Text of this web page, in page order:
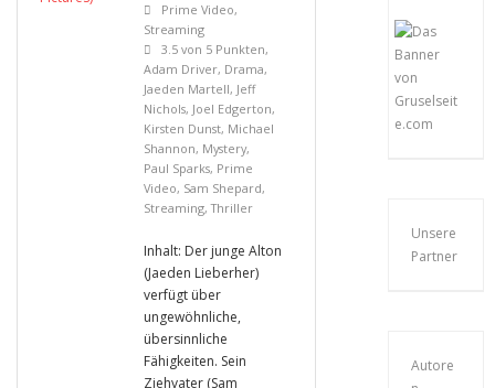
Prime Video,
Streaming
3.5 von 5 Punkten,
Adam Driver, Drama,
Jaeden Martell, Jeff
Nichols, Joel Edgerton,
Kirsten Dunst, Michael
Shannon, Mystery,
Paul Sparks, Prime
Video, Sam Shepard,
Streaming,Thriller
Inhalt: Der junge Alton
(Jaeden Lieberher)
verfügt über
ungewöhnliche,
übersinnliche
Fähigkeiten. Sein
Ziehvater (Sam
Unsere
Partner
Autore